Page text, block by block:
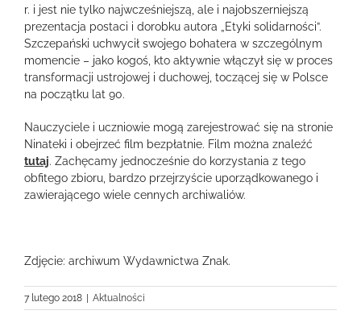
r. i jest nie tylko najwcześniejszą, ale i najobszerniejszą
prezentacja postaci i dorobku autora „Etyki solidarności”.
Szczepański uchwycił swojego bohatera w szczególnym
momencie – jako kogoś, kto aktywnie włączył się w proces
transformacji ustrojowej i duchowej, toczącej się w Polsce
na początku lat 90.
Nauczyciele i uczniowie mogą zarejestrować się na stronie
Ninateki i obejrzeć film bezpłatnie. Film można znaleźć
tutaj. Zachęcamy jednocześnie do korzystania z tego
obfitego zbioru, bardzo przejrzyście uporządkowanego i
zawierającego wiele cennych archiwaliów.
Zdjęcie: archiwum Wydawnictwa Znak.
7 lutego 2018 Aktualności